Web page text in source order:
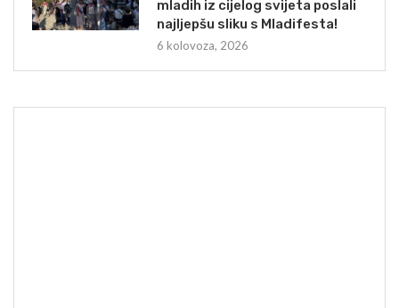
mladih iz cijelog svijeta poslali
najljepšu sliku s Mladifesta!
6 kolovoza, 2026